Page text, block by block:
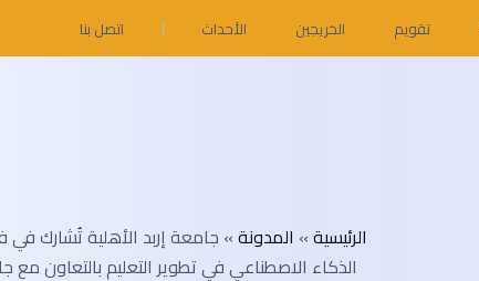
تقويم الخريجين الأحداث اتصل بنا
الرئيسية» المدونة» جامعة إربد الأهلية تُشارك
الذكاء الاصطناعي في تطوير التعليم بالتعاون مع